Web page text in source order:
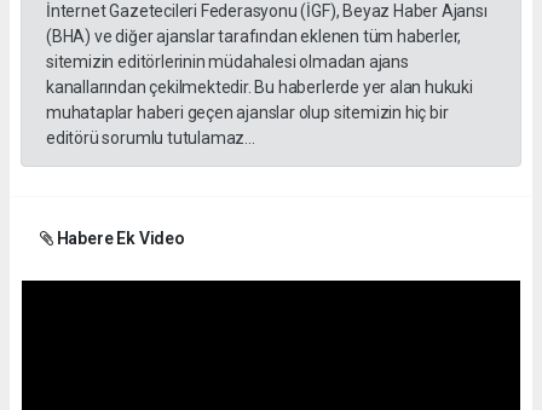
İnternet Gazetecileri Federasyonu (İGF), Beyaz Haber Ajansı
(BHA) ve diğer ajanslar tarafından eklenen tüm haberler,
sitemizin editörlerinin müdahalesi olmadan ajans
kanallarından çekilmektedir. Bu haberlerde yer alan hukuki
muhataplar haberi geçen ajanslar olup sitemizin hiç bir
editörü sorumlu tutulamaz...
Habere Ek Video